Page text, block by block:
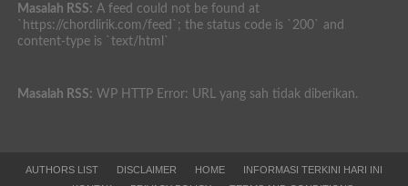
Masalah RSS: A feed could not be found at
`https://chordlirik.com/feed`; the status code is `200` and
content-type is `text/html`
Masalah RSS: WP HTTP Error: URL yang sah tidak diberikan.
AUTHORS LIST DISCLAIMER HOME
INFORMASI TERKINI HARI INI